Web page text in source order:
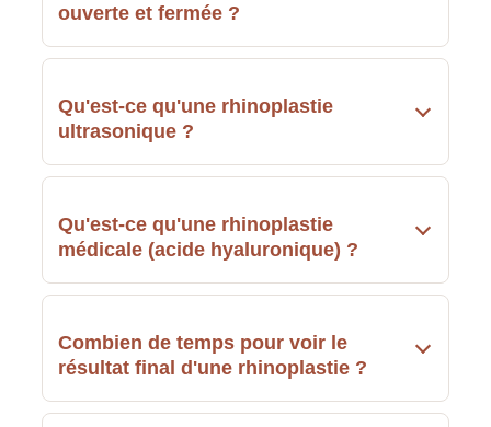
ouverte et fermée ?
Qu'est-ce qu'une rhinoplastie
ultrasonique ?
Qu'est-ce qu'une rhinoplastie
médicale (acide hyaluronique) ?
Combien de temps pour voir le
résultat final d'une rhinoplastie ?